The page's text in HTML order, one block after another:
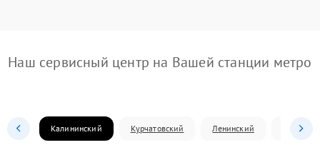
Наш сервисный центр на Вашей станции метро
Калининский Курчатовский Ленинский